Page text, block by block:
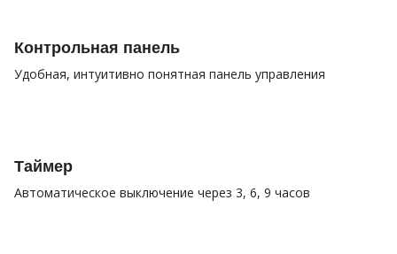
Контрольная панель
Удобная, интуитивно понятная панель управления
Таймер
Автоматическое выключение через 3, 6, 9 часов